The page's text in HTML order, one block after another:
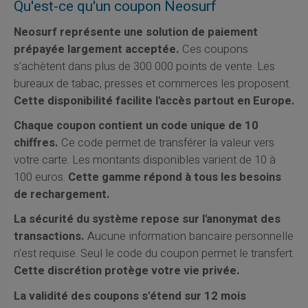
Qu'est-ce qu'un coupon Neosurf
Neosurf représente une solution de paiement
prépayée largement acceptée. Ces coupons
s'achètent dans plus de 300 000 points de vente. Les
bureaux de tabac, presses et commerces les proposent.
Cette disponibilité facilite l'accès partout en Europe.
Chaque coupon contient un code unique de 10
chiffres. Ce code permet de transférer la valeur vers
votre carte. Les montants disponibles varient de 10 à
100 euros. Cette gamme répond à tous les besoins
de rechargement.
La sécurité du système repose sur l'anonymat des
transactions. Aucune information bancaire personnelle
n'est requise. Seul le code du coupon permet le transfert.
Cette discrétion protège votre vie privée.
La validité des coupons s'étend sur 12 mois